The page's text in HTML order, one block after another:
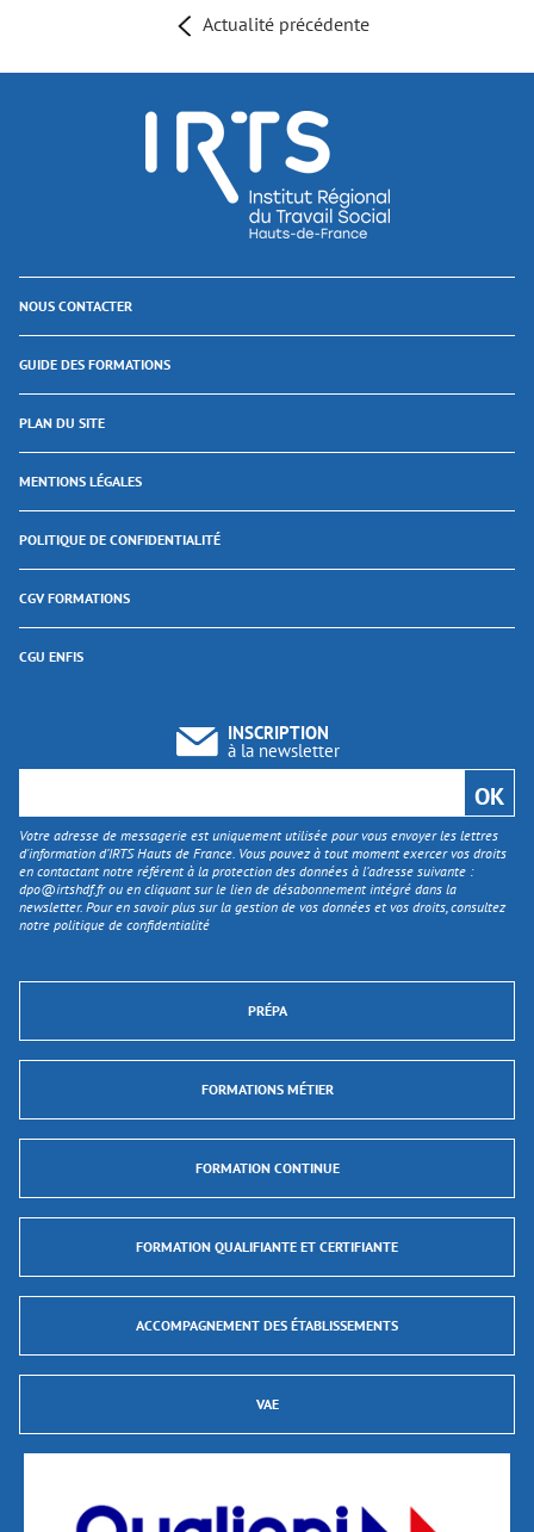
Actualité précédente
NOUS CONTACTER
GUIDE DES FORMATIONS
PLAN DU SITE
MENTIONS LÉGALES
POLITIQUE DE CONFIDENTIALITÉ
CGV FORMATIONS
CGU ENFIS
INSCRIPTION
à la newsletter
Votre adresse de messagerie est uniquement utilisée pour vous envoyer les lettres
d'information d’IRTS Hauts de France. Vous pouvez à tout moment exercer vos droits
en contactant notre référent à la protection des données à l’adresse suivante :
dpo@irtshdf.frou en cliquant sur le lien de désabonnement intégré dans la
newsletter. Pour en savoir plus sur la gestion de vos données et vos droits, consultez
notre politique de confidentialité
PRÉPA
FORMATIONS MÉTIER
FORMATION CONTINUE
FORMATION QUALIFIANTE ET CERTIFIANTE
ACCOMPAGNEMENT DES ÉTABLISSEMENTS
VAE